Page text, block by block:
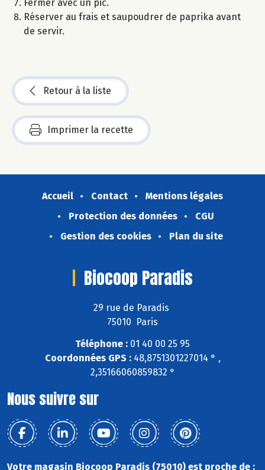
Fermer avec un pic.
Réserver au frais et saupoudrer de paprika avant
de servir.
Retour à la liste
Imprimer la recette
Accueil Contact
Mentions légales
Protection des données
CGU
Gestion des cookies
Plan du site
Biocoop Paradis
29 rue de Paradis
75010 Paris
Téléphone : 01 40 00 25 95
Coordonnées GPS :48,8751301227014 ° ,
2,35166060859832 °
Nous suivre sur
Votre magasin Biocoop Paradis (75010) est proche de :